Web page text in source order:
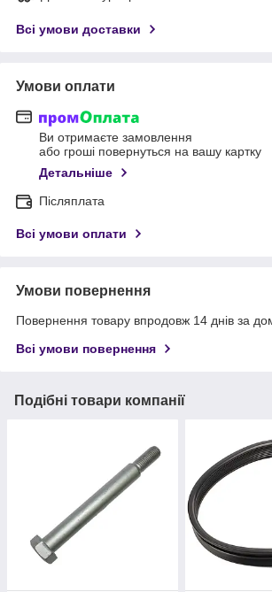
Всі умови доставки
Умови оплати
Ви отримаєте замовлення
або гроші повернуться на вашу картку
Детальніше
Післяплата
Всі умови оплати
Умови повернення
Повернення товару впродовж 14 днів за
Всі умови повернення
Подібні товари компанії